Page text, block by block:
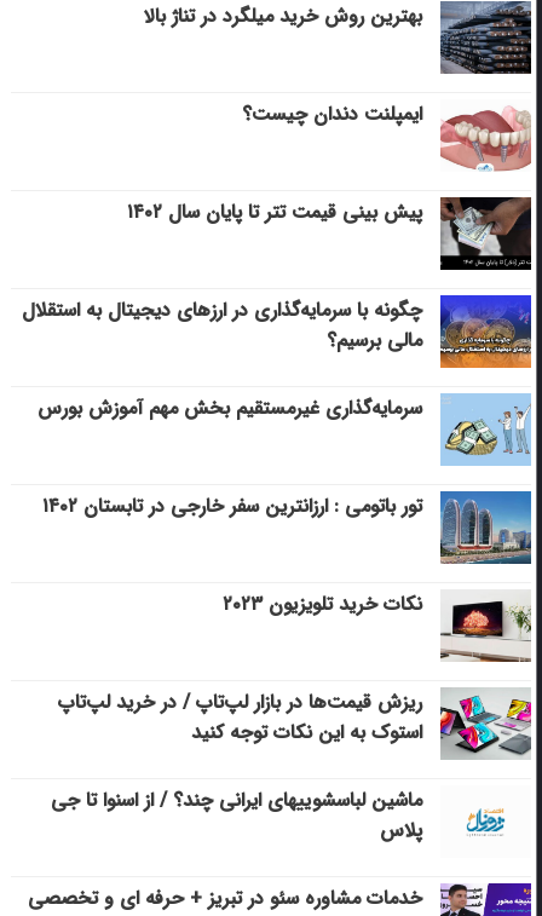
بهترین روش خرید میلگرد در تناژ بالا
ایمپلنت دندان چیست؟
پیش بینی قیمت تتر تا پایان سال ۱۴۰۲
چگونه با سرمایه‌گذاری در ارزهای دیجیتال به استقلال
مالی برسیم؟
سرمایه‌گذاری غیرمستقیم بخش مهم آموزش بورس
تور باتومی : ارزانترین سفر خارجی در تابستان ۱۴۰۲
نکات خرید تلویزیون ۲۰۲۳
ریزش قیمت‌ها در بازار لپ‌تاپ / در خرید لپ‌تاپ
استوک به این نکات توجه کنید
ماشین لباسشویی‎های ایرانی چند؟ / از اسنوا تا جی
پلاس
خدمات مشاوره سئو در تبریز + حرفه ای و تخصصی